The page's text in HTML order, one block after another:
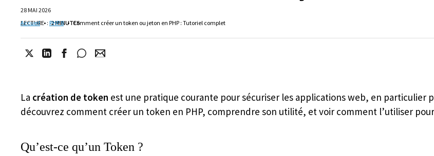
28 MAI 2026
LECTURE : 2 MINUTES
Accueil • PHP 8 • Comment créer un token ou jeton en PHP : Tutoriel complet
La création de token est une pratique courante pour sécuriser les applications web, en particulier
découvrez comment créer un token en PHP, comprendre son utilité, et voir comment l’utiliser
Qu’est-ce qu’un Token ?